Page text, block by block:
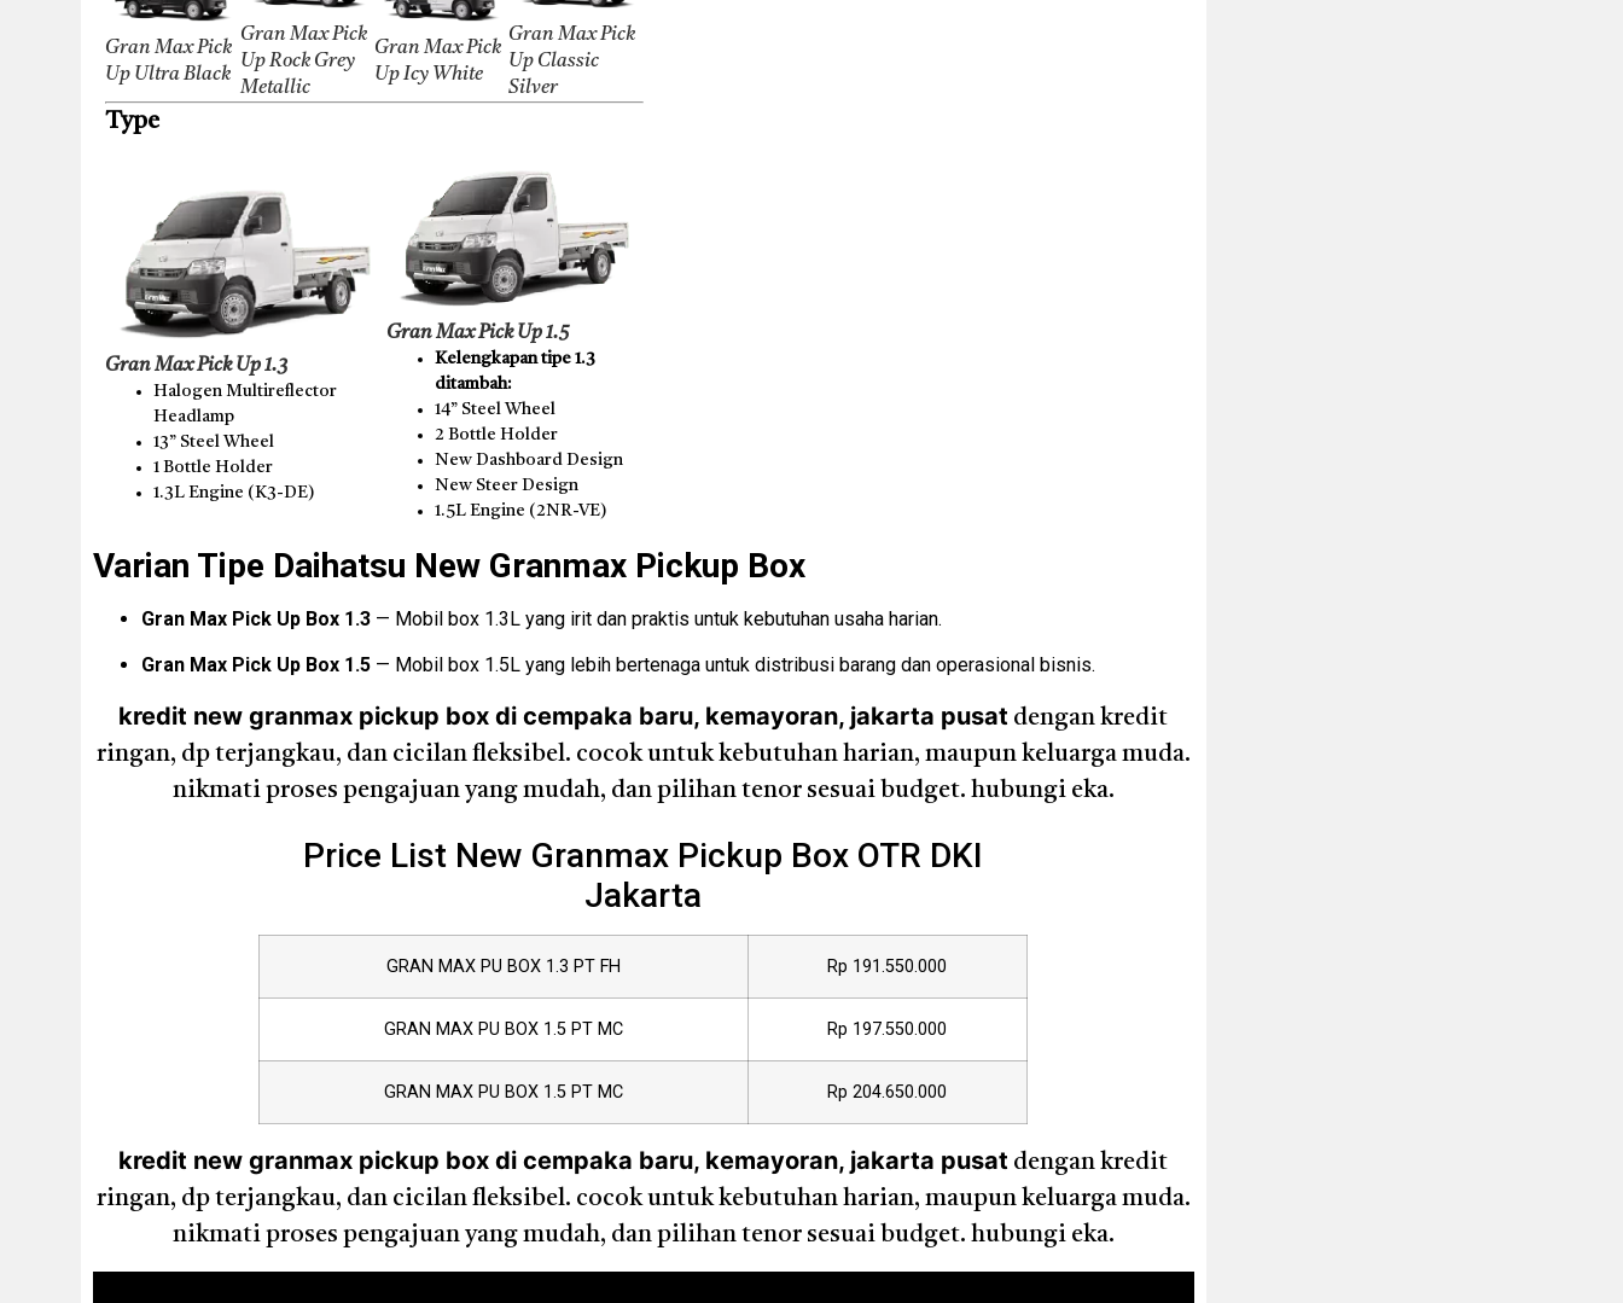
Gran Max Pick
Up Ultra Black
Gran Max Pick
Up Rock Grey
Metallic
Gran Max Pick
Up Icy White
Gran Max Pick
Up Classic
Silver
Type
Gran Max Pick Up 1.3
Halogen Multireflector
Headlamp
13” Steel Wheel
1 Bottle Holder
1.3L Engine (K3-DE)
Gran Max Pick Up 1.5
Kelengkapan tipe 1.3
ditambah:
14” Steel Wheel
2 Bottle Holder
New Dashboard Design
New Steer Design
1.5L Engine (2NR-VE)
Varian Tipe Daihatsu New Granmax Pickup Box
Gran Max Pick Up Box 1.3 — Mobil box 1.3L yang irit dan praktis untuk kebutuhan usaha harian.
Gran Max Pick Up Box 1.5 — Mobil box 1.5L yang lebih bertenaga untuk distribusi barang dan operasional bisnis.
kredit new granmax pickup box di cempaka baru, kemayoran, jakarta pusat dengan kredit
ringan, dp terjangkau, dan cicilan fleksibel. cocok untuk kebutuhan harian, maupun keluarga muda.
nikmati proses pengajuan yang mudah, dan pilihan tenor sesuai budget. hubungi eka.
Price List New Granmax Pickup Box OTR DKI
Jakarta
GRAN MAX PU BOX 1.3 PT FH Rp 191.550.000
GRAN MAX PU BOX 1.5 PT MC Rp 197.550.000
GRAN MAX PU BOX 1.5 PT MC Rp 204.650.000
kredit new granmax pickup box di cempaka baru, kemayoran, jakarta pusat dengan kredit
ringan, dp terjangkau, dan cicilan fleksibel. cocok untuk kebutuhan harian, maupun keluarga muda.
nikmati proses pengajuan yang mudah, dan pilihan tenor sesuai budget. hubungi eka.